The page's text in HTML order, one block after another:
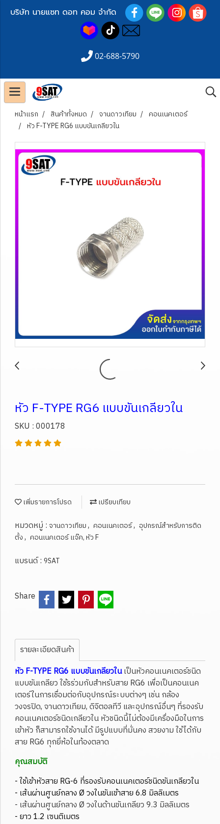
บริษัท นายแซท ดอท คอม จำกัด
02-688-5790
หน้าแรก สินค้าทั้งหมด จานดาวเทียม
คอนเนคเตอร์
หัว F-TYPE RG6 แบบขันเกลียวใน
หัว F-TYPE RG6 แบบขันเกลียวใน
SKU : 000178
เพิ่มรายการโปรด เปรียบเทียบ
หมวดหมู่ : จานดาวเทียม, คอนเนคเตอร์, อุปกรณ์สำหรับการติด
ตั้ง, คอนเนคเตอร์ แจ๊ค, หัว F
แบรนด์ : 9SAT
Share
รายละเอียดสินค้า
หัว F-TYPE RG6 แบบขันเกลียวในเป็นหัวคอนเนคเตอร์ชนิด
แบบขันเกลียว ใช้รร่วมกับสำหรับสาย RG6 เพื่อเป็นคอนเนค
เตอร์ในการเชื่อมต่อกับอุปกรณ์ระบบต่างๆ เช่น กล้อง
วงจรปิด, จานดาวเทียม, ดิจิตอลทีวี และอุปกรณ์อื่นๆ ที่รองรับ
คอนเนคเตอร์ชนิดเกลียวใน หัวชนิดนี้ไม่ต้องมีเครื่องมือในการ
เข้าหัว ก็สามารถใช้งานได้ มีรูปแบบที่มั่นคง สวยงาม ใช้ได้กับ
สาย RG6 ทุกยี่ห้อในท้องตลาด
คุณสมบัติ
- ใช้เข้าหัวสาย RG-6 ที่รองรับคอนเนคเตอร์ชนิดขันเกลียวใน
- เส้นผ่านศูนย์กลาง Ø วงในขันเข้าสาย 6.8 มิลลิเมตร
- เส้นผ่านศูนย์กลาง Ø วงในด้านขันเกลียว 9.3 มิลลิเมตร
- ยาว 1.2 เซนติเมตร